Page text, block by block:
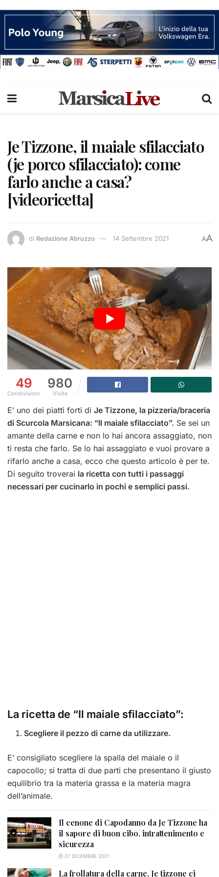
Je Tizzone, il maiale sfilacciato
(je porco sfilacciato): come
farlo anche a casa?
[videoricetta]
di Redazione Abruzzo 14 Settembre 2021 AA
49
Condivisioni
980
Visite
E’ uno dei piatti forti di Je Tizzone, la pizzeria/braceria
di Scurcola Marsicana: “Il maiale sfilacciato”. Se sei un
amante della carne e non lo hai ancora assaggiato, non
ti resta che farlo. Se lo hai assaggiato e vuoi provare a
rifarlo anche a casa, ecco che questo articolo è per te.
Di seguito troverai la ricetta con tutti i passaggi
necessari per cucinarlo in pochi e semplici passi.
La ricetta de “Il maiale sfilacciato”:
Scegliere il pezzo di carne da utilizzare.
E’ consigliato scegliere la spalla del maiale o il
capocollo; si tratta di due parti che presentano il giusto
equilibrio tra la materia grassa e la materia magra
dell’animale.
Il cenone di Capodanno da Je Tizzone ha
il sapore di buon cibo, intrattenimento e
sicurezza
27 DICEMBRE 2021
La frollatura della carne, Je tizzone ci